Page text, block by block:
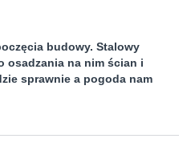
budowy. Stalowy
osadzania na nim ścian i
sprawnie a pogoda nam